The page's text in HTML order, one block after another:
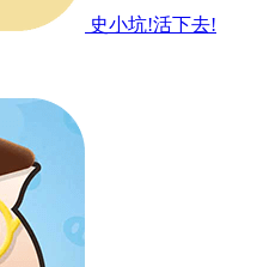
史小坑!活下去!